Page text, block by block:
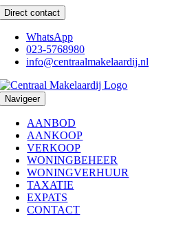
Ga
naar
inhoud
Direct contact
WhatsApp
023-5768980
info@centraalmakelaardij.nl
Navigeer
AANBOD
AANKOOP
VERKOOP
WONINGBEHEER
WONINGVERHUUR
TAXATIE
EXPATS
CONTACT